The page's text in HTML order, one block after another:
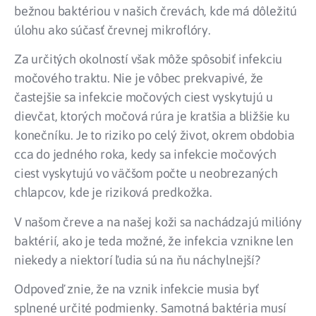
bežnou baktériou v našich črevách, kde má dôležitú
úlohu ako súčasť črevnej mikroflóry.
Za určitých okolností však môže spôsobiť infekciu
močového traktu. Nie je vôbec prekvapivé, že
častejšie sa infekcie močových ciest vyskytujú u
dievčat, ktorých močová rúra je kratšia a bližšie ku
konečníku. Je to riziko po celý život, okrem obdobia
cca do jedného roka, kedy sa infekcie močových
ciest vyskytujú vo väčšom počte u neobrezaných
chlapcov, kde je riziková predkožka.
V našom čreve a na našej koži sa nachádzajú milióny
baktérií, ako je teda možné, že infekcia vznikne len
niekedy a niektorí ľudia sú na ňu náchylnejší?
Odpoveď znie, že na vznik infekcie musia byť
splnené určité podmienky. Samotná baktéria musí